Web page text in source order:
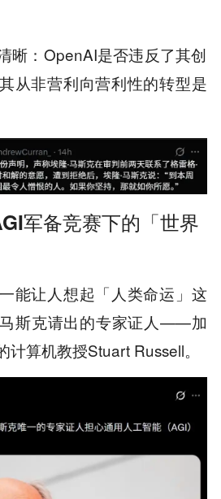
晰：OpenAI是否违反了其创
从非营利向营利性的转型是
军备竞赛下的「世界
能让人想起「人类命运」这
斯克请出的专家证人——加
算机教授Stuart Russell。